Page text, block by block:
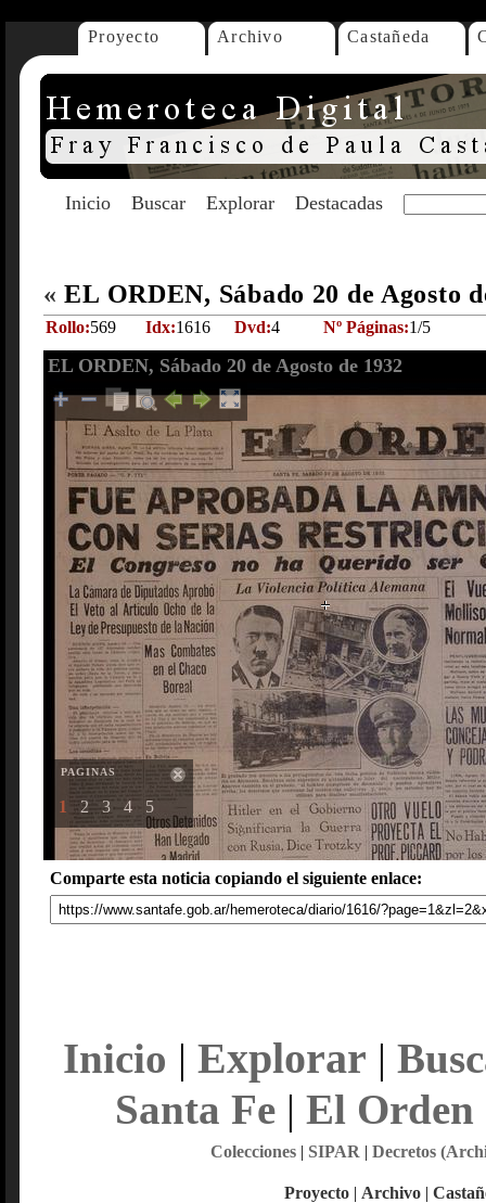
Proyecto Archivo Castañeda
Inicio Buscar Explorar Destacadas
« EL ORDEN, Sábado 20 de Agosto
Rollo:569 Idx:1616 Dvd:4 Nº Páginas:1/5
EL ORDEN, Sábado 20 de Agosto de 1932
PAGINAS
1 2 3 4 5
Comparte esta noticia copiando el siguiente enlace:
Inicio | Explorar |
Santa Fe| El Orden
Colecciones| SIPAR | Decretos
Proyecto | Archivo |